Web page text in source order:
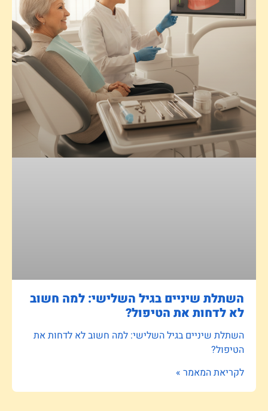
השתלת שיניים בגיל השלישי: למה חשוב
לא לדחות את הטיפול?
השתלת שיניים בגיל השלישי: למה חשוב לא לדחות את
הטיפול?
לקריאת המאמר »